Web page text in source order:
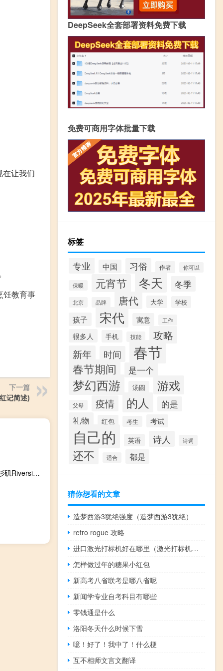
让我们
饪教育事
下一篇
记简述)
亚马逊卡车司机在该公司Prime会员周期间继续在其加州洛杉矶Riverside仓库处举行罢工
DeepSeek全套部署资料免费下载
免费可商用字体批量下载
标签
专业 中国 习俗 作者 你可以
保暖 元宵节 冬天 冬季
北京 品牌 唐代 大学 学校
孩子 宋代 寓意 工作
很多人 手机 技能 攻略
新年 时间 春节
春节期间 是一个
梦幻西游 汤圆 游戏
父母 疫情 的人 的是
礼物 红包 考生 考试
自己的 英语 诗人 诗词
还不 适合 都是
猜你想看的文章
造梦西游3犹绝强度（造梦西游3犹绝）
retro rogue 攻略
进口激光打标机好在哪里（激光打标机哪家好）
怎样做过年的糖果小红包
新高考八省联考是哪八省呢
新闻学专业自考科目有哪些
零钱通是什么
洛阳冬天什么时候下雪
噫！好了！我中了！什么梗
互不相师文言文翻译